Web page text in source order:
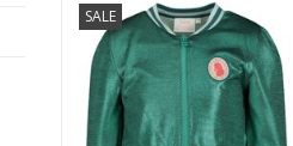
SALE
Jade Groen
TOEVOEGEN AAN WINKELWAGEN